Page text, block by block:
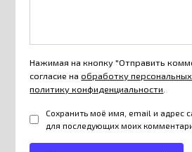
Нажимая на кнопку "Отправить
согласие наобработку
политику конфиденциальности.
Сохранить моё имя, email и адрес
для последующих моих